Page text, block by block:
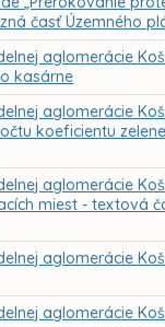
časť Územného
aglomerácie
kasárne
aglomerácie
koeficientu
aglomerácie
miest - textová
aglomerácie
aglomerácie